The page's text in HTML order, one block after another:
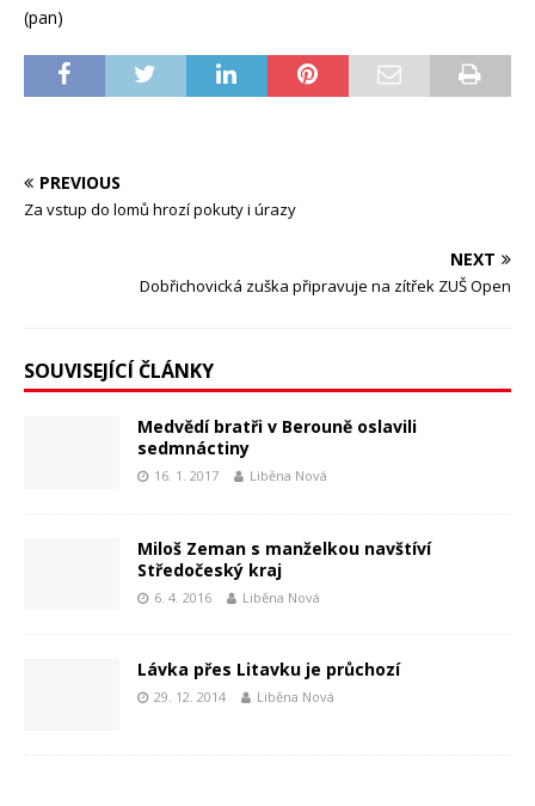
(pan)
PREVIOUS
Za vstup do lomů hrozí pokuty i úrazy
NEXT
Dobřichovická zuška připravuje na zítřek ZUŠ Open
SOUVISEJÍCÍ ČLÁNKY
Medvědí bratři v Berouně oslavili
sedmnáctiny
16. 1. 2017 Liběna Nová
Miloš Zeman s manželkou navštíví
Středočeský kraj
6. 4. 2016 Liběna Nová
Lávka přes Litavku je průchozí
29. 12. 2014 Liběna Nová